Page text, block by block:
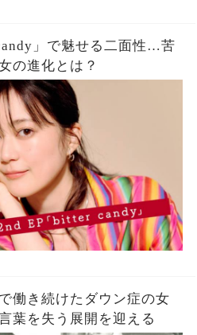
」で魅せる二面性…苦
の進化とは？
働き続けたダウン症の女
葉を失う展開を迎える